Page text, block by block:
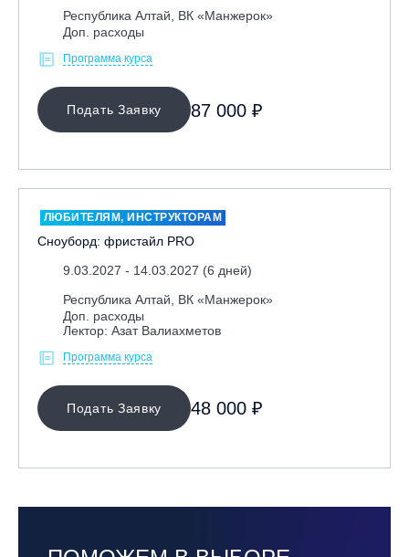
Республика Алтай, ВК «Манжерок»
Доп. расходы
Программа курса
Подать Заявку 87 000 ₽
ЛЮБИТЕЛЯМ, ИНСТРУКТОРАМ
Сноуборд: фристайл PRO
9.03.2027 - 14.03.2027 (6 дней)
Республика Алтай, ВК «Манжерок»
Доп. расходы
Лектор: Азат Валиахметов
Программа курса
Подать Заявку 48 000 ₽